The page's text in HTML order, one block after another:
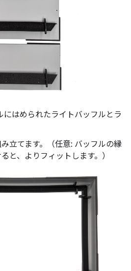
にはめられたライトバッフルとラ
立てます。（任意: バッフルの縁
と、よりフィットします。）